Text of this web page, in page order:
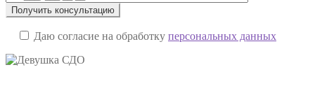
Даю согласие на обработку персональных данных